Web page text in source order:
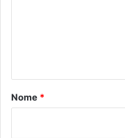
o
Nome *